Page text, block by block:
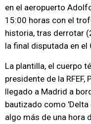
en el aeropuerto
15:00 horas con el
historia, tras derrotar
la final disputada en el
La plantilla, el cuerpo
presidente de la RFEF,
llegado a Madrid a
bautizado como 'Delta
algo más de una hora